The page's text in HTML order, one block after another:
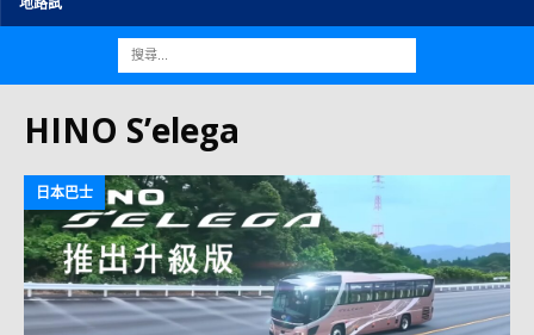
HINO S’elega
日本巴士